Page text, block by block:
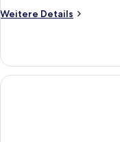
Weitere Details
Weitere
Meerblick